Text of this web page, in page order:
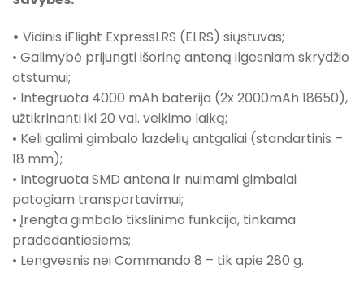
• Vidinis iFlight ExpressLRS (ELRS) siųstuvas;
• Galimybė prijungti išorinę anteną ilgesniam skrydžio
atstumui;
• Integruota 4000 mAh baterija (2x 2000mAh 18650),
užtikrinanti iki 20 val. veikimo laiką;
• Keli galimi gimbalo lazdelių antgaliai (standartinis –
18 mm);
• Integruota SMD antena ir nuimami gimbalai
patogiam transportavimui;
• Įrengta gimbalo tikslinimo funkcija, tinkama
pradedantiesiems;
• Lengvesnis nei Commando 8 – tik apie 280 g.